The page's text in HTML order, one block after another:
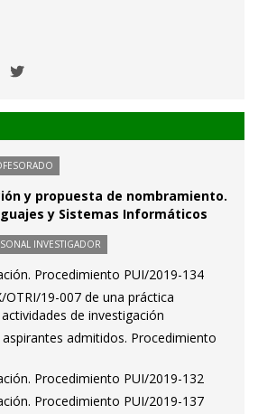
y propuesta de nombramiento.
y Sistemas Informáticos
INVESTIGADOR
Procedimiento PUI/2019-134
OTRI/19-007 de una práctica
de investigación
admitidos. Procedimiento
Procedimiento PUI/2019-132
Procedimiento PUI/2019-137